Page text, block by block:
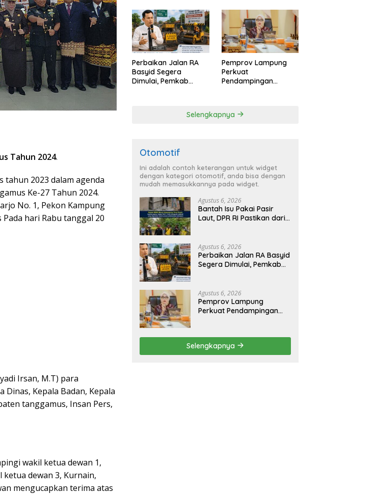
Tahun 2024.
2023 dalam agenda
Ke-27 Tahun 2024.
No. 1, Pekon Kampung
hari Rabu tanggal 20
Irsan, M.T) para
Kepala Badan, Kepala
tanggamus, Insan Pers,
wakil ketua dewan 1,
ketua dewan 3, Kurnain,
mengucapkan terima atas
Perbaikan Jalan RA
Basyid Segera
Dimulai, Pemkab
Pemprov Lampung
Perkuat
Pendampingan
Selengkapnya
Otomotif
Ini adalah contoh keterangan untuk widget
dengan kategori otomotif, anda bisa dengan
mudah memasukkannya pada widget.
Agustus 6, 2026
Bantah Isu Pakai Pasir
Laut, DPR RI Pastikan dari
Sejati Sudah Sesuai
Spesifikasi
Agustus 6, 2026
Perbaikan Jalan RA Basyid
Segera Dimulai, Pemkab
Aman dan Nyaman
Agustus 6, 2026
Pemprov Lampung
Perkuat Pendampingan
Tanggamus
Selengkapnya